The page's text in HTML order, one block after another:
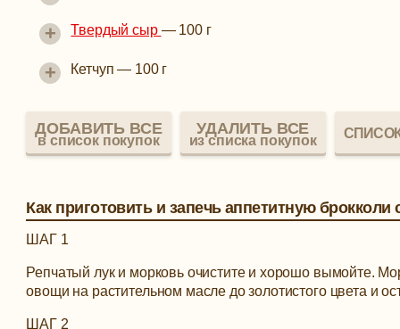
Твердый сыр — 100 г
+
Кетчуп — 100 г
+
ДОБАВИТЬ ВСЕ
в список покупок
УДАЛИТЬ ВСЕ
из списка покупок
Как приготовить и запечь аппетитную
ШАГ 1
Репчатый лук и морковь очистите и хорошо вымойте.
овощи на растительном масле до золотистого цвета и
ШАГ 2